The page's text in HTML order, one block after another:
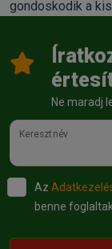
gondoskodik a
Ne maradj
Keresztnév
Az
benne